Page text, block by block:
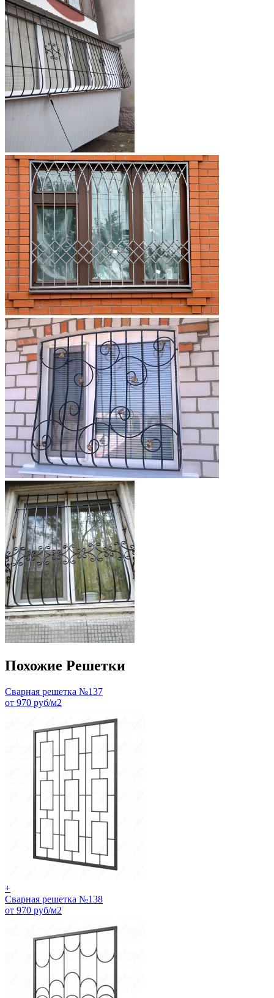
Похожие Решетки
Сварная решетка №137
от 970 руб/м2
+
Сварная решетка №138
от 970 руб/м2